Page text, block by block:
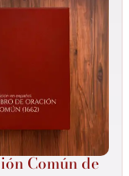
Común de